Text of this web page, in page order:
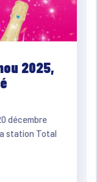
2025,
décembre
station Total